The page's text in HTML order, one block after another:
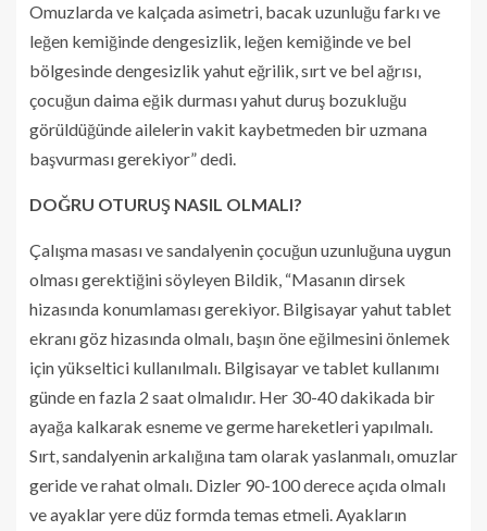
Omuzlarda ve kalçada asimetri, bacak uzunluğu farkı ve
leğen kemiğinde dengesizlik, leğen kemiğinde ve bel
bölgesinde dengesizlik yahut eğrilik, sırt ve bel ağrısı,
çocuğun daima eğik durması yahut duruş bozukluğu
görüldüğünde ailelerin vakit kaybetmeden bir uzmana
başvurması gerekiyor” dedi.
DOĞRU OTURUŞ NASIL OLMALI?
Çalışma masası ve sandalyenin çocuğun uzunluğuna uygun
olması gerektiğini söyleyen Bildik, “Masanın dirsek
hizasında konumlaması gerekiyor. Bilgisayar yahut tablet
ekranı göz hizasında olmalı, başın öne eğilmesini önlemek
için yükseltici kullanılmalı. Bilgisayar ve tablet kullanımı
günde en fazla 2 saat olmalıdır. Her 30-40 dakikada bir
ayağa kalkarak esneme ve germe hareketleri yapılmalı.
Sırt, sandalyenin arkalığına tam olarak yaslanmalı, omuzlar
geride ve rahat olmalı. Dizler 90-100 derece açıda olmalı
ve ayaklar yere düz formda temas etmeli. Ayakların